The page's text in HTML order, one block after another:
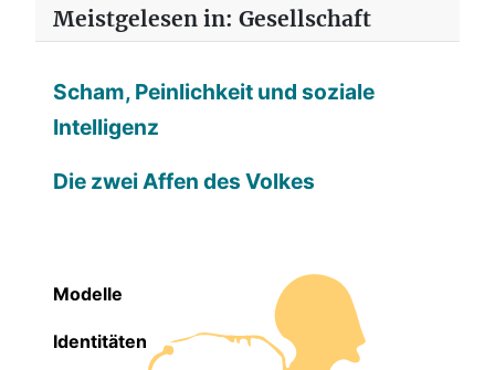
Meistgelesen in: Gesellschaft
Scham, Peinlichkeit und soziale
Intelligenz
Die zwei Affen des Volkes
Modelle
Identitäten